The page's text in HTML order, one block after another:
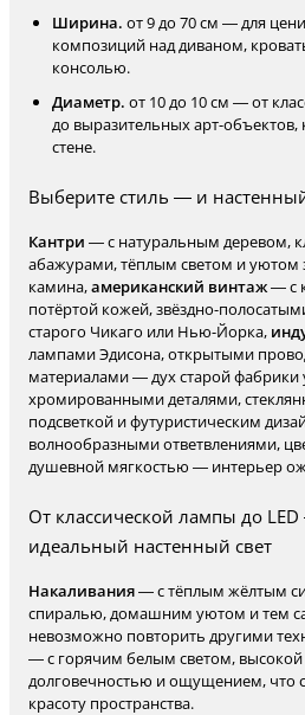
Ширина. от 9 до 70 см — для
композиций над диваном,
консолью.
Диаметр. от 10 до 10 см — от
до выразительных арт-объектов,
стене.
Выберите стиль — и настенный
Кантри — с натуральным деревом,
абажурами, тёплым светом и уютом
камина,американский винтаж— с
потёртой кожей, звёздно-
старого Чикаго или Нью-Йорка,
лампами Эдисона, открытыми
материалами — дух старой фабрики
хромированными деталями,
подсветкой и футуристическим
волнообразными ответвлениями,
душевной мягкостью — интерьер
От классической лампы до
идеальный настенный свет
Накаливания— с тёплым жёлтым
спиралью, домашним уютом и тем
невозможно повторить другими
— с горячим белым светом,
долговечностью и ощущением, что
красоту пространства.